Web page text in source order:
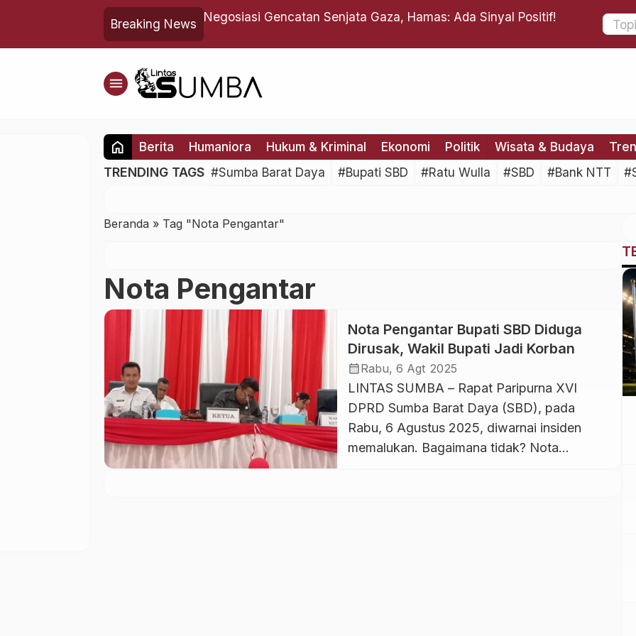
Breaking News
Klaim Johni Asadoma Negosiasi Gencatan Senjata Gaza, Hamas: Ada Sinyal Positif!
menu
home Berita Humaniora Hukum & Kriminal Ekonomi Politik Wisata & Budaya
TRENDING TAGS #Sumba Barat Daya #Bupati SBD #Ratu Wulla #SBD #Bank NTT
Beranda » Tag "Nota Pengantar"
Nota Pengantar
Nota Pengantar Bupati SBD Diduga
Dirusak, Wakil Bupati Jadi Korban
calendar_monthRabu, 6 Agt 2025
LINTAS SUMBA – Rapat Paripurna XVI
DPRD Sumba Barat Daya (SBD), pada
Rabu, 6 Agustus 2025, diwarnai insiden
memalukan. Bagaimana tidak? Nota